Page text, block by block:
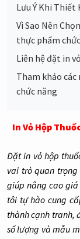
Lưu Ý Khi Thiết
Vì Sao Nên
thực phẩm
Liên hệ đặt in
Tham khảo
chức năng
In Vỏ Hộp
Đặt in vỏ hộp
vai trò quan
giúp nâng cao
tôi tự hào cung
thành cạnh tranh,
số lượng và mẫu